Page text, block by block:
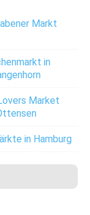
Markt
in
Market
in Hamburg